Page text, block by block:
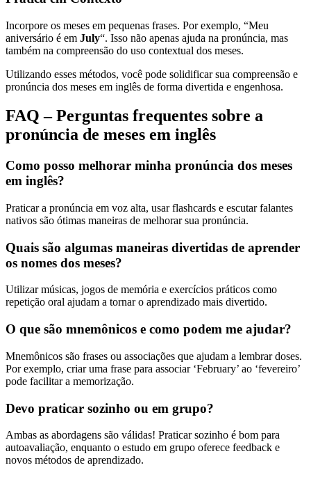
Incorpore os meses em pequenas frases. Por exemplo, “Meu
aniversário é em July“. Isso não apenas ajuda na pronúncia, mas
também na compreensão do uso contextual dos meses.
Utilizando esses métodos, você pode solidificar sua compreensão e
pronúncia dos meses em inglês de forma divertida e engenhosa.
FAQ – Perguntas frequentes sobre a
pronúncia de meses em inglês
Como posso melhorar minha pronúncia dos meses
em inglês?
Praticar a pronúncia em voz alta, usar flashcards e escutar falantes
nativos são ótimas maneiras de melhorar sua pronúncia.
Quais são algumas maneiras divertidas de aprender
os nomes dos meses?
Utilizar músicas, jogos de memória e exercícios práticos como
repetição oral ajudam a tornar o aprendizado mais divertido.
O que são mnemônicos e como podem me ajudar?
Mnemônicos são frases ou associações que ajudam a lembrar doses.
Por exemplo, criar uma frase para associar ‘February’ ao ‘fevereiro’
pode facilitar a memorização.
Devo praticar sozinho ou em grupo?
Ambas as abordagens são válidas! Praticar sozinho é bom para
autoavaliação, enquanto o estudo em grupo oferece feedback e
novos métodos de aprendizado.